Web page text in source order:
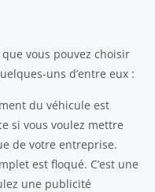
vous pouvez choisir
uns d’entre eux :
du véhicule est
si vous voulez mettre
de votre entreprise.
est floqué. C’est une
une publicité